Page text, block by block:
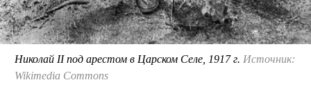
Николай II под арестом в Царском Селе, 1917 г. Источник:
Wikimedia Commons